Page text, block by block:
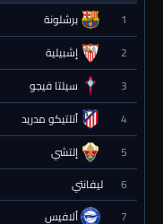
1
برشلونة
2 إشبيلية
3 سيلتا فيجو
4 أتلتيكو مدريد
5 إلتشي
6 ليفانتي
7 ألافيس